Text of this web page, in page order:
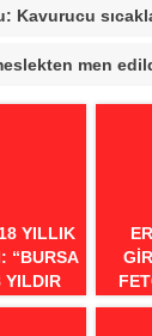
men
YILLIK
“BURSA
YILDIR